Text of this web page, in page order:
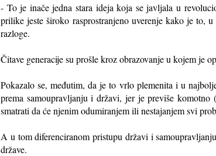
- To je inače jedna stara ideja koja se javljala u
prilike jeste široko rasprostranjeno uverenje kako je to, u
razloge.
Čitave generacije su prošle kroz obrazovanje u kojem je
Pokazalo se, međutim, da je to vrlo plemenita i u
prema samoupravljanju i državi, jer je previše
smatrati da će njenim odumiranjem ili nestajanjem svi
A u tom diferenciranom pristupu državi i
države.